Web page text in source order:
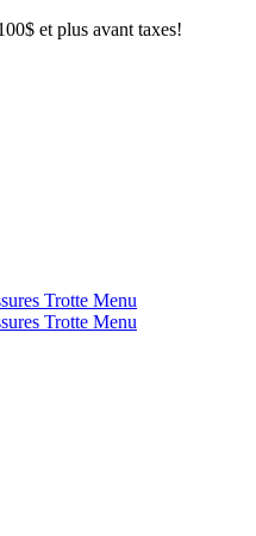
et plus avant taxes!